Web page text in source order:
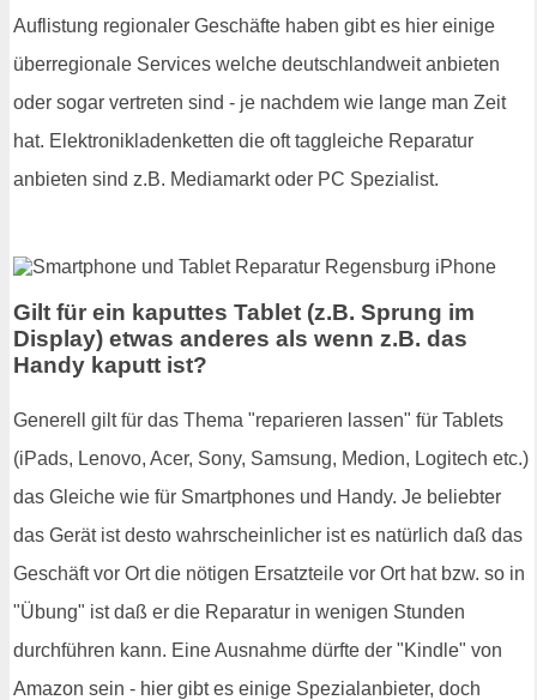
Auflistung regionaler Geschäfte haben gibt es hier einige
überregionale Services welche deutschlandweit anbieten
oder sogar vertreten sind - je nachdem wie lange man Zeit
hat. Elektronikladenketten die oft taggleiche Reparatur
anbieten sind z.B. Mediamarkt oder PC Spezialist.
Gilt für ein kaputtes Tablet (z.B. Sprung im
Display) etwas anderes als wenn z.B. das
Handy kaputt ist?
Generell gilt für das Thema "reparieren lassen" für Tablets
(iPads, Lenovo, Acer, Sony, Samsung, Medion, Logitech etc.)
das Gleiche wie für Smartphones und Handy. Je beliebter
das Gerät ist desto wahrscheinlicher ist es natürlich daß das
Geschäft vor Ort die nötigen Ersatzteile vor Ort hat bzw. so in
"Übung" ist daß er die Reparatur in wenigen Stunden
durchführen kann. Eine Ausnahme dürfte der "Kindle" von
Amazon sein - hier gibt es einige Spezialanbieter, doch